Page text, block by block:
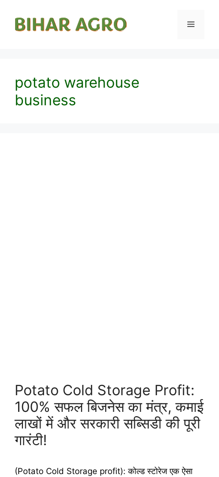
potato warehouse
business
Potato Cold Storage Profit:
100% सफल बिजनेस का मंत्र, कमाई
लाखों में और सरकारी सब्सिडी की पूरी
गारंटी!
(Potato Cold Storage profit): कोल्ड स्टोरेज एक ऐसा